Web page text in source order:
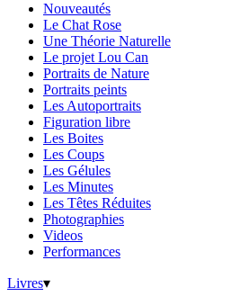
Nouveautés
Le Chat Rose
Une Théorie Naturelle
Le projet Lou Can
Portraits de Nature
Portraits peints
Les Autoportraits
Figuration libre
Les Boites
Les Coups
Les Gélules
Les Minutes
Les Têtes Réduites
Photographies
Videos
Performances
Livres▾